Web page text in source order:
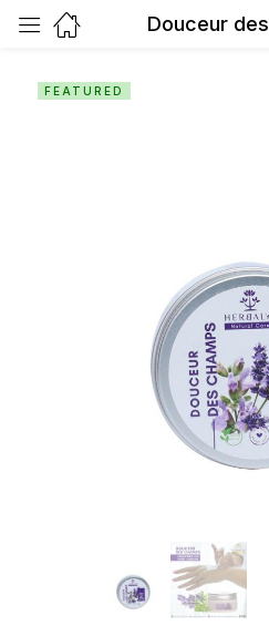
Douceur
FEATURED
Log
Create an